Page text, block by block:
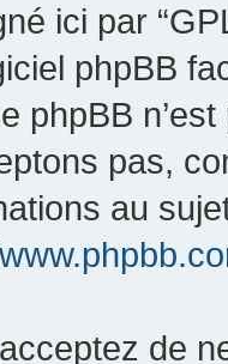
ici par
phpBB
phpBB
pas,
au
de